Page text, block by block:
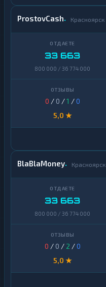
ProstovCash Красноярск
33 663
800 000 / 36 774 000
0 / 0 /1 /0
5,0 ★
BlaBlaMoney Красноярск
33 663
800 000 / 36 774 000
0 / 0 / 2 /0
5,0 ★